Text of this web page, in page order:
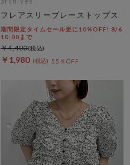
フレアスリーブレーストップス
期間限定タイムセール更に10%OFF! 8/6
10:00まで
￥1,980 55％OFF
￥4,400